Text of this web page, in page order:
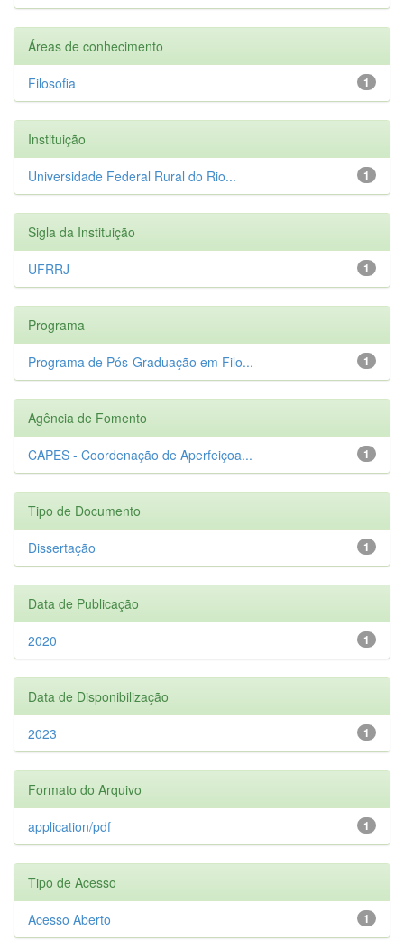
Áreas de conhecimento
1
Filosofia
Instituição
1
Universidade Federal Rural do Rio...
Sigla da Instituição
1
UFRRJ
Programa
1
Programa de Pós-Graduação em Filo...
Agência de Fomento
1
CAPES - Coordenação de Aperfeiçoa...
Tipo de Documento
1
Dissertação
Data de Publicação
1
2020
Data de Disponibilização
1
2023
Formato do Arquivo
1
application/pdf
Tipo de Acesso
1
Acesso Aberto